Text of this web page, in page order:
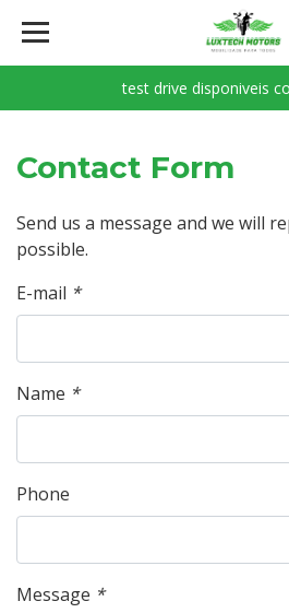
test drive disponiveis
Contact Form
Send us a message and we will
possible.
E-mail *
Name *
Phone
Message *